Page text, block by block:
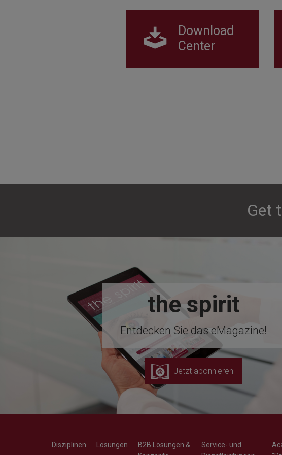
Download
Center
Get
the spirit
Entdecken Sie das eMagazine!
Jetzt abonnieren
Disziplinen Lösungen
B2B Lösungen &
Service- und